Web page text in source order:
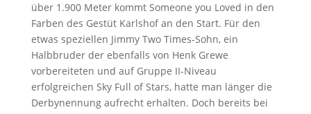
über 1.900 Meter kommt Someone you Loved in den
Farben des Gestüt Karlshof an den Start. Für den
etwas speziellen Jimmy Two Times-Sohn, ein
Halbbruder der ebenfalls von Henk Grewe
vorbereiteten und auf Gruppe II-Niveau
erfolgreichen Sky Full of Stars, hatte man länger die
Derbynennung aufrecht erhalten. Doch bereits bei